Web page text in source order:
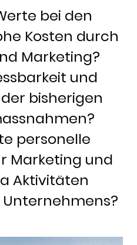
bei den
Kosten durch
Marketing?
und
bisherigen
personelle
Marketing und
Aktivitäten